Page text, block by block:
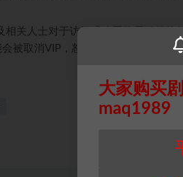
相关人士对于访问或购买使用引起
被取消VIP，恕不另行通知！
大家购买
maq1989